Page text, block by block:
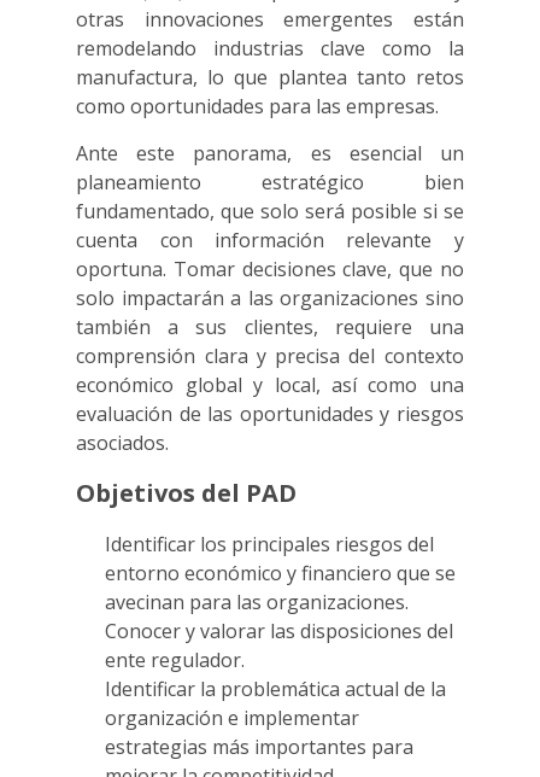
otras innovaciones emergentes están
remodelando industrias clave como la
manufactura, lo que plantea tanto retos
como oportunidades para las empresas.
Ante este panorama, es esencial un
planeamiento estratégico bien
fundamentado, que solo será posible si se
cuenta con información relevante y
oportuna. Tomar decisiones clave, que no
solo impactarán a las organizaciones sino
también a sus clientes, requiere una
comprensión clara y precisa del contexto
económico global y local, así como una
evaluación de las oportunidades y riesgos
asociados.
Objetivos del PAD
Identificar los principales riesgos del
entorno económico y financiero que se
avecinan para las organizaciones.
Conocer y valorar las disposiciones del
ente regulador.
Identificar la problemática actual de la
organización e implementar
estrategias más importantes para